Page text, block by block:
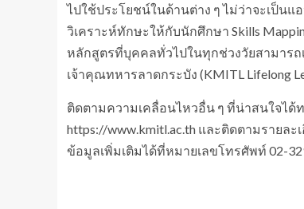
ไปใช้ประโยชน์ในด้านต่าง ๆ ไม่ว่าจะเป็นแ
วิเคราะห์ทักษะให้กับนักศึกษา Skills
หลักสูตรที่บุคคลทั่วไปในทุกช่วงวัยสามารถ
เจ้าคุณทหารลาดกระบัง (KMITL Lifelong
ติดตามความเคลื่อนไหวอื่น ๆ ที่น่าสนใจได้
https://www.kmitl.ac.th และติดตามรายล
ข้อมูลเพิ่มเติมได้ที่หมายเลขโทรศัพท์ 02-